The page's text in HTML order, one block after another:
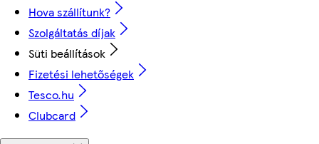
Hova szállítunk?
Szolgáltatás díjak
Süti beállítások
Fizetési lehetőségek
Tesco.hu
Clubcard